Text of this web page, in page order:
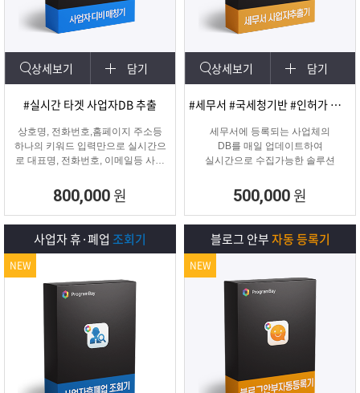
상세보기 담기
#실시간 타겟 사업자DB 추출
상호명, 전화번호,홈페이지 주소등
하나의 키워드 입력만으로 실시간으
로 대표명, 전화번호, 이메일등 사업
800,000 원
상세보기 담기
#세무서 #국세청기반 #인허가 개업·신규 사업자디비
세무서에 등록되는 사업체의
DB를 매일 업데이트하여
실시간으로 수집가능한 솔루션
500,000 원
사업자 휴·폐업 조회기
NEW
블로그 안부자동 등록기
NEW